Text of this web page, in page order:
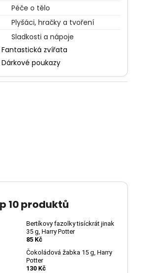
Péče o tělo
Plyšáci, hračky a tvoření
Sladkosti a nápoje
Fantastická zvířata
Dárkové poukazy
10 produktů
Bertíkovy fazolky tisíckrát jinak
35 g, Harry Potter
85 Kč
Čokoládová žabka 15 g, Harry
Potter
130 Kč